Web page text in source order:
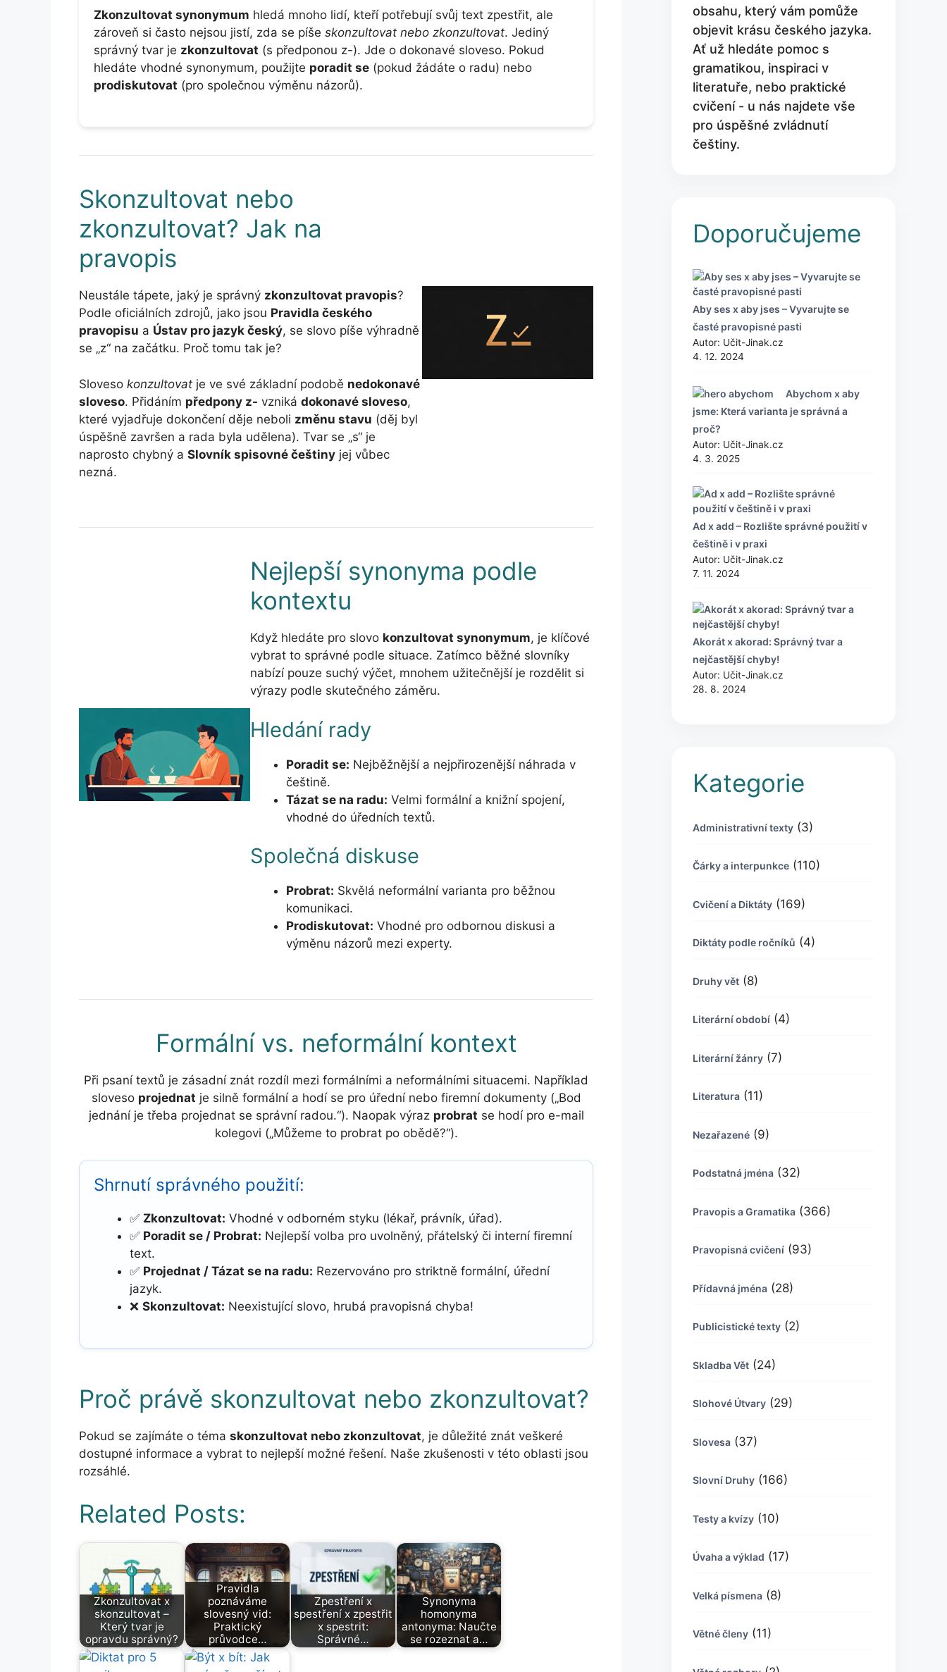
Zkonzultovat synonymum hledá mnoho lidí, kteří potřebují svůj text zpestřit, ale
zároveň si často nejsou jistí, zda se píše skonzultovat nebo zkonzultovat. Jediný
správný tvar je zkonzultovat (s předponou z-). Jde o dokonavé sloveso. Pokud
hledáte vhodné synonymum, použijte poradit se (pokud žádáte o radu) nebo
prodiskutovat (pro společnou výměnu názorů).
Skonzultovat nebo
zkonzultovat? Jak na
pravopis
Neustále tápete, jaký je správný zkonzultovat pravopis?
Podle oficiálních zdrojů, jako jsou Pravidla českého
pravopisu a Ústav pro jazyk český, se slovo píše výhradně
se „z“ na začátku. Proč tomu tak je?
Sloveso konzultovat je ve své základní podobě nedokonavé
sloveso. Přidáním předpony z- vzniká dokonavé sloveso,
které vyjadřuje dokončení děje neboli změnu stavu (děj byl
úspěšně završen a rada byla udělena). Tvar se „s“ je
naprosto chybný a Slovník spisovné češtiny jej vůbec
nezná.
Nejlepší synonyma podle
kontextu
Když hledáte pro slovo konzultovat synonymum, je klíčové
vybrat to správné podle situace. Zatímco běžné slovníky
nabízí pouze suchý výčet, mnohem užitečnější je rozdělit si
výrazy podle skutečného záměru.
Hledání rady
Poradit se: Nejběžnější a nejpřirozenější náhrada v
češtině.
Tázat se na radu: Velmi formální a knižní spojení,
vhodné do úředních textů.
Společná diskuse
Probrat: Skvělá neformální varianta pro běžnou
komunikaci.
Prodiskutovat: Vhodné pro odbornou diskusi a
výměnu názorů mezi experty.
Formální vs. neformální kontext
Při psaní textů je zásadní znát rozdíl mezi formálními a neformálními situacemi. Například
sloveso projednat je silně formální a hodí se pro úřední nebo firemní dokumenty („Bod
jednání je třeba projednat se správní radou.“). Naopak výraz probrat se hodí pro e-mail
kolegovi („Můžeme to probrat po obědě?“).
Shrnutí správného použití:
✅ Zkonzultovat: Vhodné v odborném styku (lékař, právník, úřad).
✅ Poradit se / Probrat: Nejlepší volba pro uvolněný, přátelský či interní firemní
text.
✅ Projednat / Tázat se na radu: Rezervováno pro striktně formální, úřední
jazyk.
❌ Skonzultovat: Neexistující slovo, hrubá pravopisná chyba!
Proč právě skonzultovat nebo zkonzultovat?
Pokud se zajímáte o téma skonzultovat nebo zkonzultovat, je důležité znát veškeré
dostupné informace a vybrat to nejlepší možné řešení. Naše zkušenosti v této oblasti jsou
rozsáhlé.
Related Posts:
Zkonzultovat x
skonzultovat –
Který tvar je
opravdu správný?
Pravidla
poznáváme
slovesný vid:
Praktický
průvodce…
Zpestření x
spestření x zpestřit
x spestrit:
Správné…
Synonyma
homonyma
antonyma: Naučte
se rozeznat a…
obsahu, který vám pomůže
objevit krásu českého jazyka.
Ať už hledáte pomoc s
gramatikou, inspiraci v
literatuře, nebo praktické
cvičení - u nás najdete vše
pro úspěšné zvládnutí
češtiny.
Doporučujeme
Aby ses x aby jses – Vyvarujte se
časté pravopisné pasti
Autor: Učit-Jinak.cz
4. 12. 2024
Abychom x aby
jsme: Která varianta je správná a
proč?
Autor: Učit-Jinak.cz
4. 3. 2025
Ad x add – Rozlište správné použití v
češtině i v praxi
Autor: Učit-Jinak.cz
7. 11. 2024
Akorát x akorad: Správný tvar a
nejčastější chyby!
Autor: Učit-Jinak.cz
28. 8. 2024
Kategorie
Administrativní texty (3)
Čárky a interpunkce (110)
Cvičení a Diktáty (169)
Diktáty podle ročníků (4)
Druhy vět (8)
Literární období (4)
Literární žánry (7)
Literatura (11)
Nezařazené (9)
Podstatná jména (32)
Pravopis a Gramatika (366)
Pravopisná cvičení (93)
Přídavná jména (28)
Publicistické texty (2)
Skladba Vět (24)
Slohové Útvary (29)
Slovesa (37)
Slovní Druhy (166)
Testy a kvízy (10)
Úvaha a výklad (17)
Velká písmena (8)
Větné členy (11)